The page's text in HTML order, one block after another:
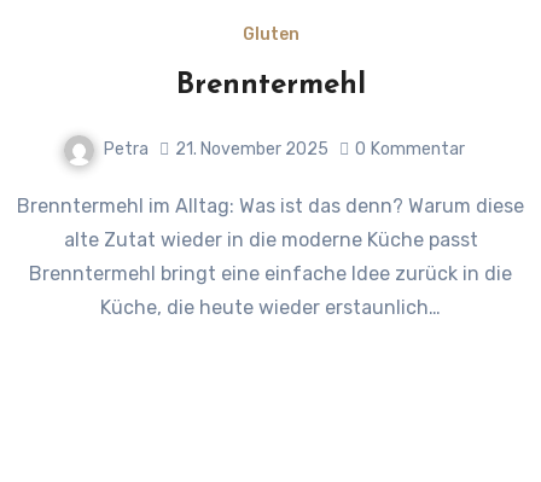
Gluten
Brenntermehl
Petra 21. November 2025 0 Kommentar
Brenntermehl im Alltag: Was ist das denn? Warum diese
alte Zutat wieder in die moderne Küche passt
Brenntermehl bringt eine einfache Idee zurück in die
Küche, die heute wieder erstaunlich…